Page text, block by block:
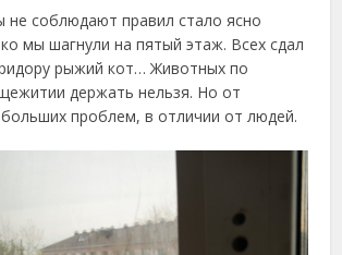
не соблюдают правил стало ясно
мы шагнули на пятый этаж. Всех сдал
рыжий кот… Животных по
держать нельзя. Но от
проблем, в отличии от людей.